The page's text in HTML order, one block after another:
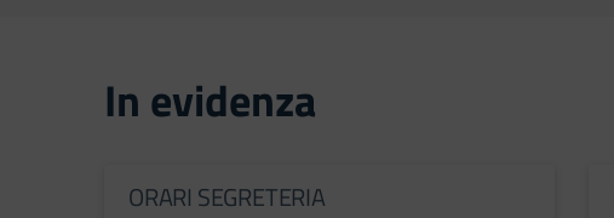
In evidenza
ORARI SEGRETERIA